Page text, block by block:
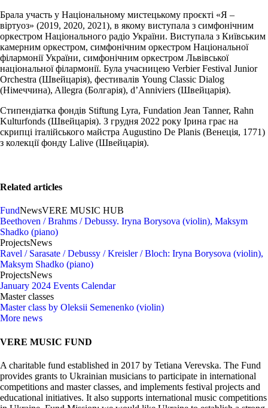
Брала участь у Національному мистецькому проєкті «Я –
віртуоз» (2019, 2020, 2021), в якому виступала з симфонічним
оркестром Національного радіо України. Виступала з Київським
камерним оркестром, симфонічним оркестром Національної
філармонії України, симфонічним оркестром Львівської
національної філармонії. Була учасницею Verbier Festival Junior
Orchestra (Швейцарія), фестивалів Young Classic Dialog
(Німеччина), Allegra (Болгарія), d’Anniviers (Швейцарія).
Стипендіатка фондів Stiftung Lyra, Fundation Jean Tanner, Rahn
Kulturfonds (Швейцарія). З грудня 2022 року Ірина грає на
скрипці італійського майстра Augustino De Planis (Венеція, 1771)
з колекції фонду Lalive (Швейцарія).
Related articles
FundNewsVERE MUSIC HUB
Beethoven / Brahms / Debussy. Iryna Borysova (violin), Maksym
Shadko (piano)
ProjectsNews
Ravel / Sarasate / Debussy / Kreisler / Bloch: Iryna Borysova (violin),
Maksym Shadko (piano)
ProjectsNews
January 2024 Events Calendar
Master classes
Master class by Oleksii Semenenko (violin)
More news
VERE MUSIC FUND
A charitable fund established in 2017 by Tetiana Verevska. The Fund
provides grants to Ukrainian musicians to participate in international
competitions and master classes, and implements festival projects and
educational initiatives. It also supports international music competitions